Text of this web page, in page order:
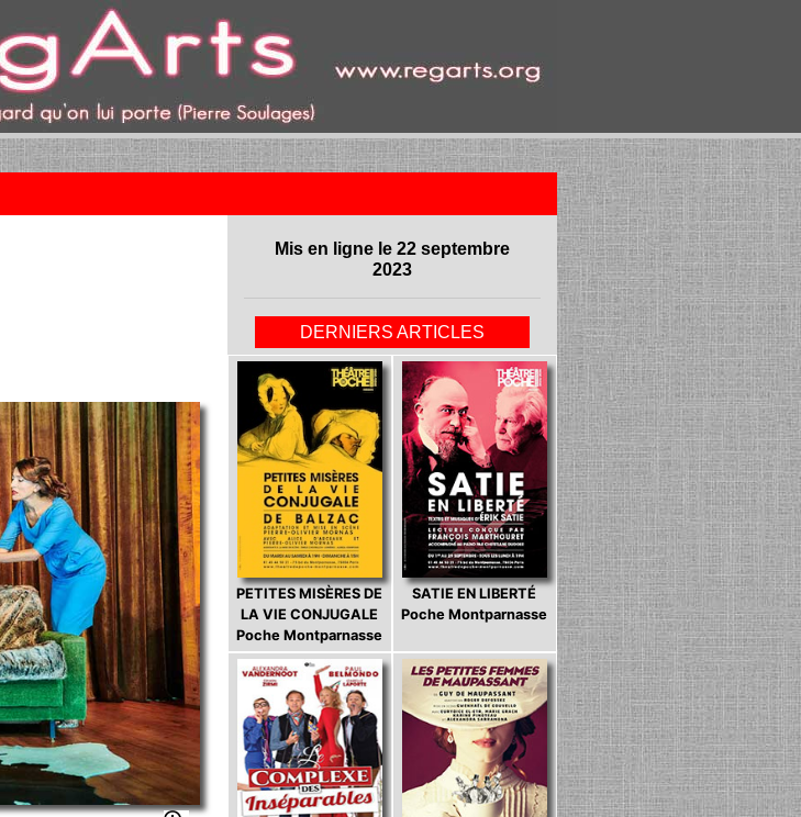
Mis en ligne le 22 septembre
2023
DERNIERS ARTICLES
PETITES MISÈRES DE
LA VIE CONJUGALE
Poche Montparnasse
SATIE EN LIBERTÉ
Poche Montparnasse